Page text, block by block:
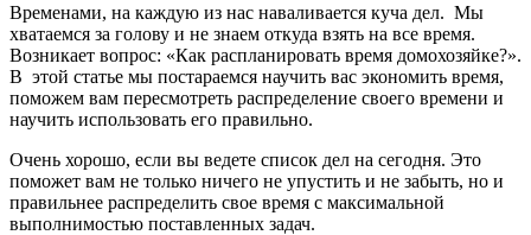
Временами, на каждую из нас наваливается куча дел. Мы
хватаемся за голову и не знаем откуда взять на все время.
Возникает вопрос: «Как распланировать время домохозяйке?».
В этой статье мы постараемся научить вас экономить время,
поможем вам пересмотреть распределение своего времени и
научить использовать его правильно.
Очень хорошо, если вы ведете список дел на сегодня. Это
поможет вам не только ничего не упустить и не забыть, но и
правильнее распределить свое время с максимальной
выполнимостью поставленных задач.